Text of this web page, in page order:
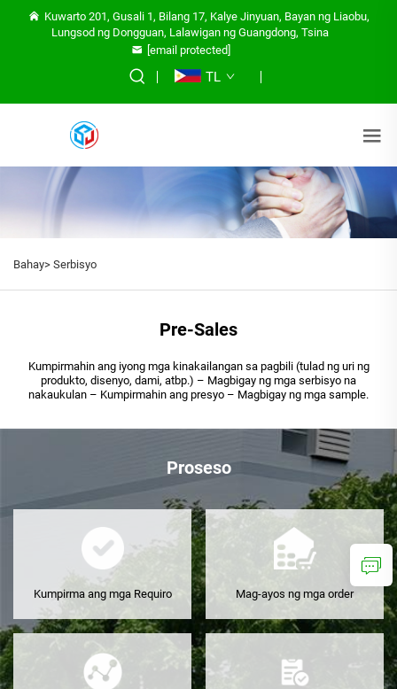
Kuwarto 201, Gusali 1, Bilang 17, Kalye Jinyuan, Bayan ng Liaobu,
Lungsod ng Dongguan, Lalawigan ng Guangdong, Tsina
[email protected]
TL
Bahay> Serbisyo
Pre-Sales
Kumpirmahin ang iyong mga kinakailangan sa pagbili (tulad ng uri ng
produkto, disenyo, dami, atbp.) – Magbigay ng mga serbisyo na
nakaukulan – Kumpirmahin ang presyo – Magbigay ng mga sample.
Proseso
Kumpirma ang mga Requiro Mag-ayos ng mga order